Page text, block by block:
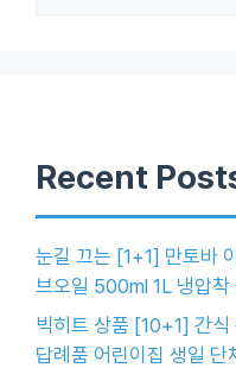
Recent
눈길 끄는 [1+1] 만토바
브오일 500ml 1L 냉압착
빅히트 상품 [10+1] 간식
답례품 어린이집 생일